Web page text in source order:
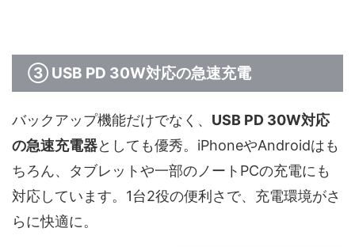
③ USB PD 30W対応の急速充電
バックアップ機能だけでなく、 USB PD 30W対応
の急速充電器としても優秀。iPhoneやAndroidはも
ちろん、タブレットや一部のノートPCの充電にも
対応しています。1台2役の便利さで、充電環境がさ
らに快適に。